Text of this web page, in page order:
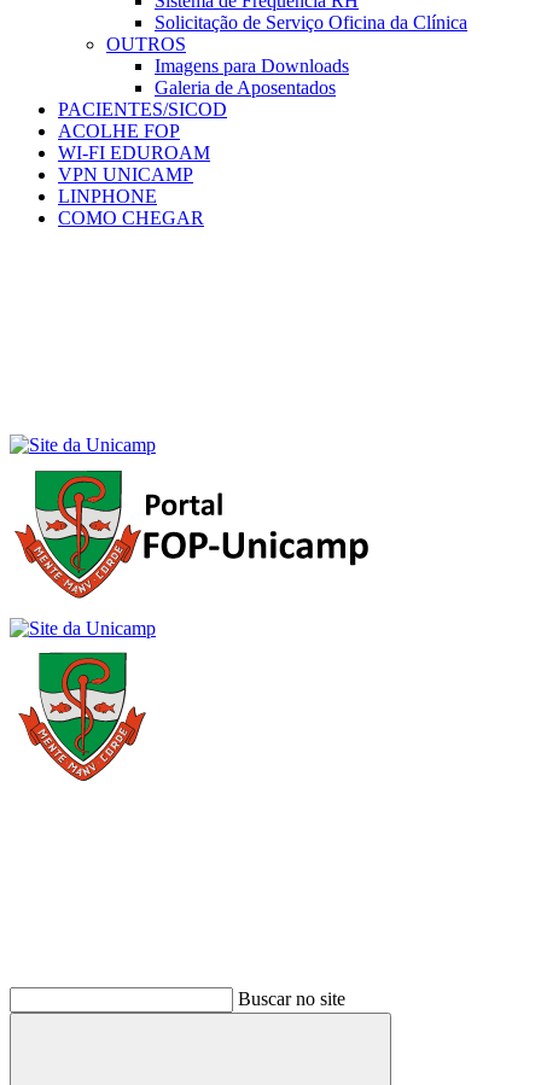
Solicitação de Serviço Oficina da Clínica
OUTROS
Imagens para Downloads
Galeria de Aposentados
PACIENTES/SICOD
ACOLHE FOP
WI-FI EDUROAM
VPN UNICAMP
LINPHONE
COMO CHEGAR
Buscar no site